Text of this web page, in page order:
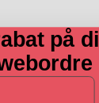
på